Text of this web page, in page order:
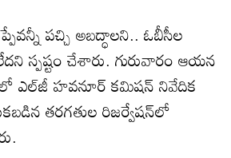
పచ్చి అబద్ధాలని.. ఓబీసీల
స్పష్టం చేశారు. గురువారం ఆయన
ఎల్‌జీ హవనూర్ కమిషన్ నివేదిక
తరగతుల రిజర్వేషన్‌లో